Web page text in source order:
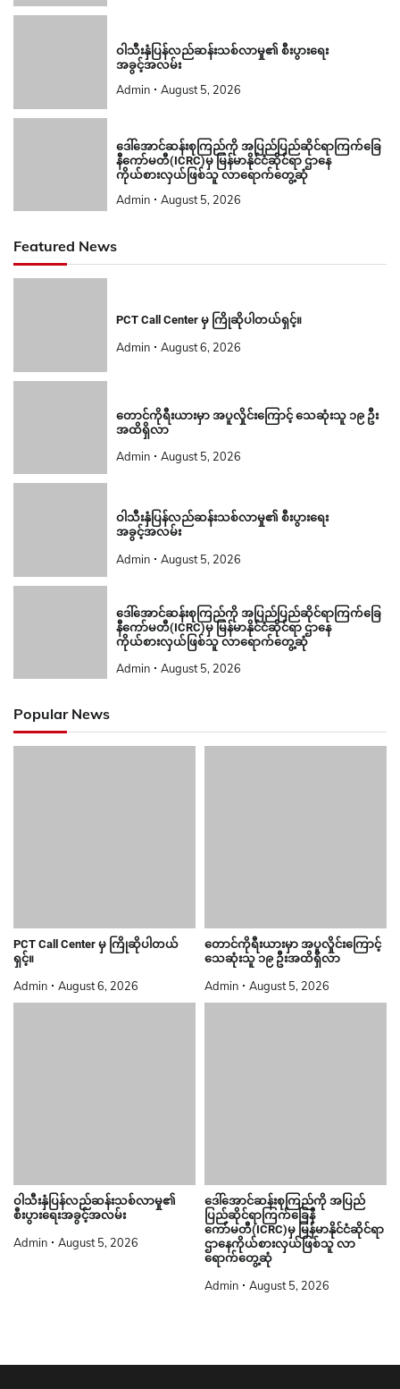
ဝါသီးနှံပြန်လည်ဆန်းသစ်လာမှု၏ စီးပွားရေး
အခွင့်အလမ်း
Admin August 5, 2026
ဒေါ်အောင်ဆန်းစုကြည်ကို အပြည်ပြည်ဆိုင်ရာကြက်ခြေ
နီကော်မတီ(ICRC)မှ မြန်မာနိုင်ငံဆိုင်ရာ ဌာနေ
ကိုယ်စားလှယ်ဖြစ်သူ လာရောက်တွေ့ဆုံ
Admin August 5, 2026
Featured News
PCT Call Center မှ ကြိုဆိုပါတယ်ရှင့်။
Admin August 6, 2026
တောင်ကိုရီးယားမှာ အပူလှိုင်းကြောင့် သေဆုံးသူ ၁၉ ဦး
အထိရှိလာ
Admin August 5, 2026
ဝါသီးနှံပြန်လည်ဆန်းသစ်လာမှု၏ စီးပွားရေး
အခွင့်အလမ်း
Admin August 5, 2026
ဒေါ်အောင်ဆန်းစုကြည်ကို အပြည်ပြည်ဆိုင်ရာကြက်ခြေ
နီကော်မတီ(ICRC)မှ မြန်မာနိုင်ငံဆိုင်ရာ ဌာနေ
ကိုယ်စားလှယ်ဖြစ်သူ လာရောက်တွေ့ဆုံ
Admin August 5, 2026
Popular News
PCT Call Center မှ ကြိုဆိုပါတယ်
ရှင့်။
Admin August 6, 2026
တောင်ကိုရီးယားမှာ အပူလှိုင်းကြောင့်
သေဆုံးသူ ၁၉ ဦးအထိရှိလာ
Admin August 5, 2026
ဝါသီးနှံပြန်လည်ဆန်းသစ်လာမှု၏
စီးပွားရေးအခွင့်အလမ်း
Admin August 5, 2026
ဒေါ်အောင်ဆန်းစုကြည်ကို အပြည်
ပြည်ဆိုင်ရာကြက်ခြေနီ
ကော်မတီ(ICRC)မှ မြန်မာနိုင်ငံဆိုင်ရာ
ဌာနေကိုယ်စားလှယ်ဖြစ်သူ လာ
ရောက်တွေ့ဆုံ
Admin August 5, 2026